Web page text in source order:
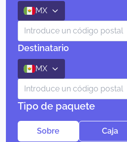
MX
Destinatario
MX
Tipo de paquete
Sobre Caja